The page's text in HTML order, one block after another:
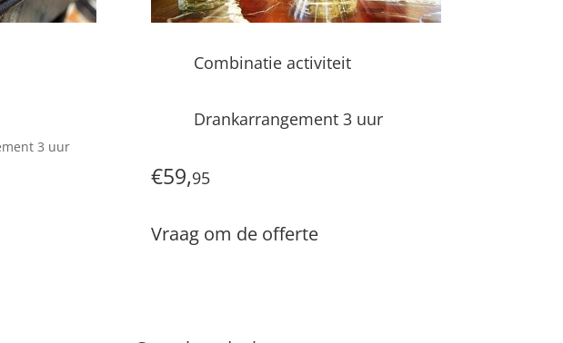
3 uur
Combinatie activiteit
Drankarrangement 3 uur
€59,95
Vraag om de offerte